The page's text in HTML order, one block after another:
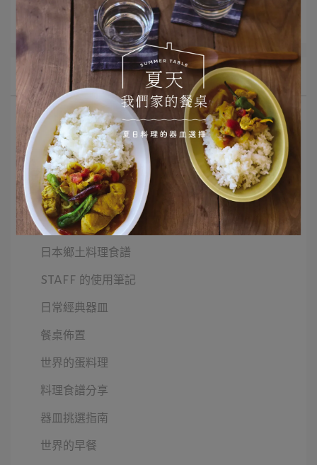
所有文章主題
選品推薦
Monday Morning 早餐器皿
二十四節氣
器皿與我的小小擺盤
甜點食譜與器皿
日本鄉土料理食譜
STAFF 的使用筆記
日常經典器皿
餐桌佈置
世界的蛋料理
料理食譜分享
器皿挑選指南
世界的早餐